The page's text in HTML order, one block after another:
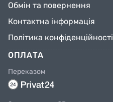
Обмін та повернення
Контактна інформація
Політика конфіденційності
ОПЛАТА
Переказом